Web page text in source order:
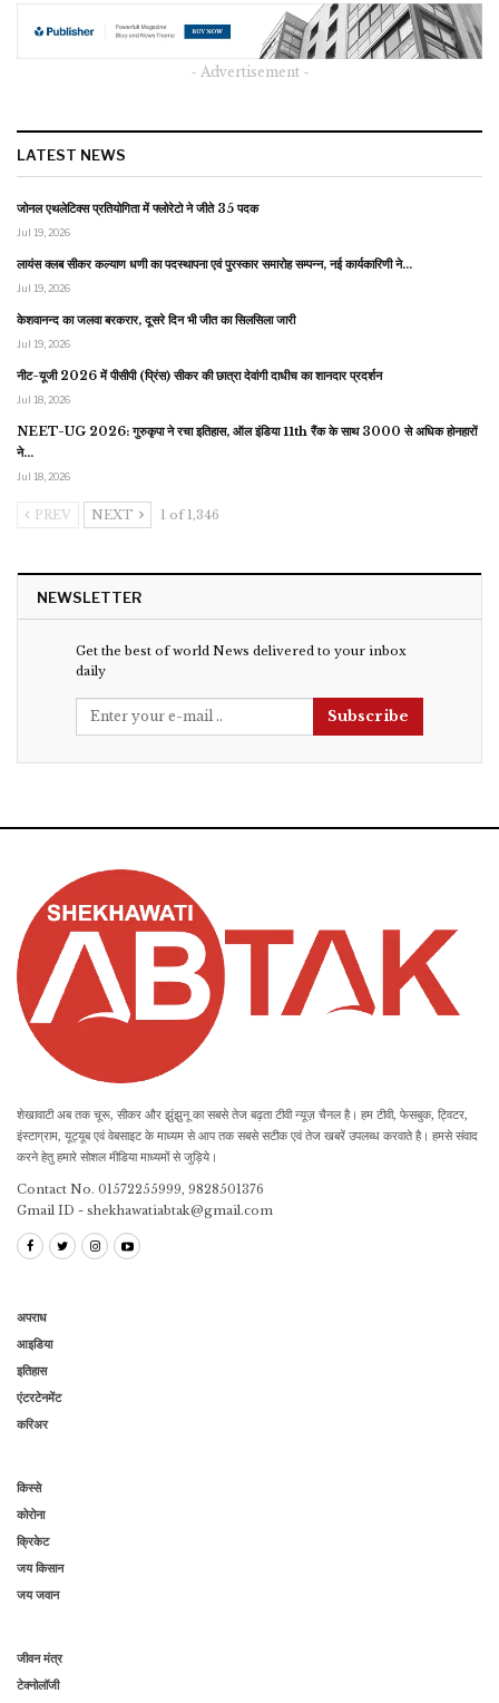
- Advertisement -
LATEST NEWS
जोनल एथलेटिक्स प्रतियोगिता में फ्लोरेटो ने जीते 35 पदक
Jul 19, 2026
लायंस क्लब सीकर कल्याण धणी का पदस्थापना एवं पुरस्कार समारोह सम्पन्न, नई कार्यकारिणी ने…
Jul 19, 2026
केशवानन्द का जलवा बरकरार, दूसरे दिन भी जीत का सिलसिला जारी
Jul 19, 2026
नीट-यूजी 2026 में पीसीपी (प्रिंस) सीकर की छात्रा देवांगी दाधीच का शानदार प्रदर्शन
Jul 18, 2026
NEET-UG 2026: गुरुकृपा ने रचा इतिहास, ऑल इंडिया 11th रैंक के साथ 3000 से अधिक होनहारों
ने…
Jul 18, 2026
PREV NEXT 1 of 1,346
NEWSLETTER
Get the best of world News delivered to your inbox
daily
Subscribe
शेखावाटी अब तक चूरू, सीकर और झुंझुनू का सबसे तेज बढ़ता टीवी न्यूज़ चैनल है। हम टीवी, फेसबुक, ट्विटर,
इंस्टाग्राम, यूट्यूब एवं वेबसाइट के माध्यम से आप तक सबसे सटीक एवं तेज खबरें उपलब्ध करवाते है। हमसे संवाद
करने हेतु हमारे सोशल मीडिया माध्यमों से जुड़िये।
Contact No. 01572255999, 9828501376
Gmail ID - shekhawatiabtak@gmail.com
अपराध
आइडिया
इतिहास
एंटरटेनमेंट
करिअर
किस्से
कोरोना
क्रिकेट
जय किसान
जय जवान
जीवन मंत्र
टेक्नोलॉजी